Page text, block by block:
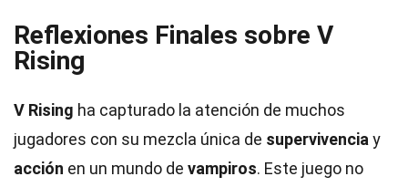
Reflexiones Finales sobre V
Rising
V Rising ha capturado la atención de muchos
jugadores con su mezcla única de supervivencia y
acción en un mundo de vampiros. Este juego no